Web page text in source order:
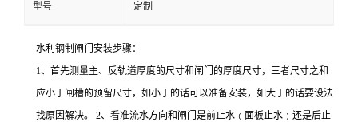
型号 定制
水利钢制闸门安装步骤：
1、首先测量主、反轨道厚度的尺寸和闸门的厚度尺寸，三者尺寸之和
应小于闸槽的预留尺寸，如小于的话可以准备安装，如大于的话要设法
找原因解决。 2、看准流水方向和闸门是前止水﹙面板止水﹚还是后止